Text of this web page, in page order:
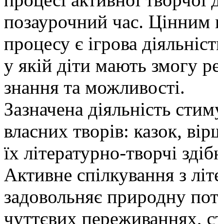
позаурочний час. Цінним
процесу є ігрова
у якій діти мають змогу
знання та можливості.
Зазначена діяльність
власних творів: казок,
їх літературно-творчі
Активне спілкування з
задовольняє природну
чуттєвих переживаннях,